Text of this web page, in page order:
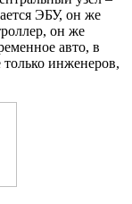
ЭБУ, он же
он же
авто, в
только инженеров,